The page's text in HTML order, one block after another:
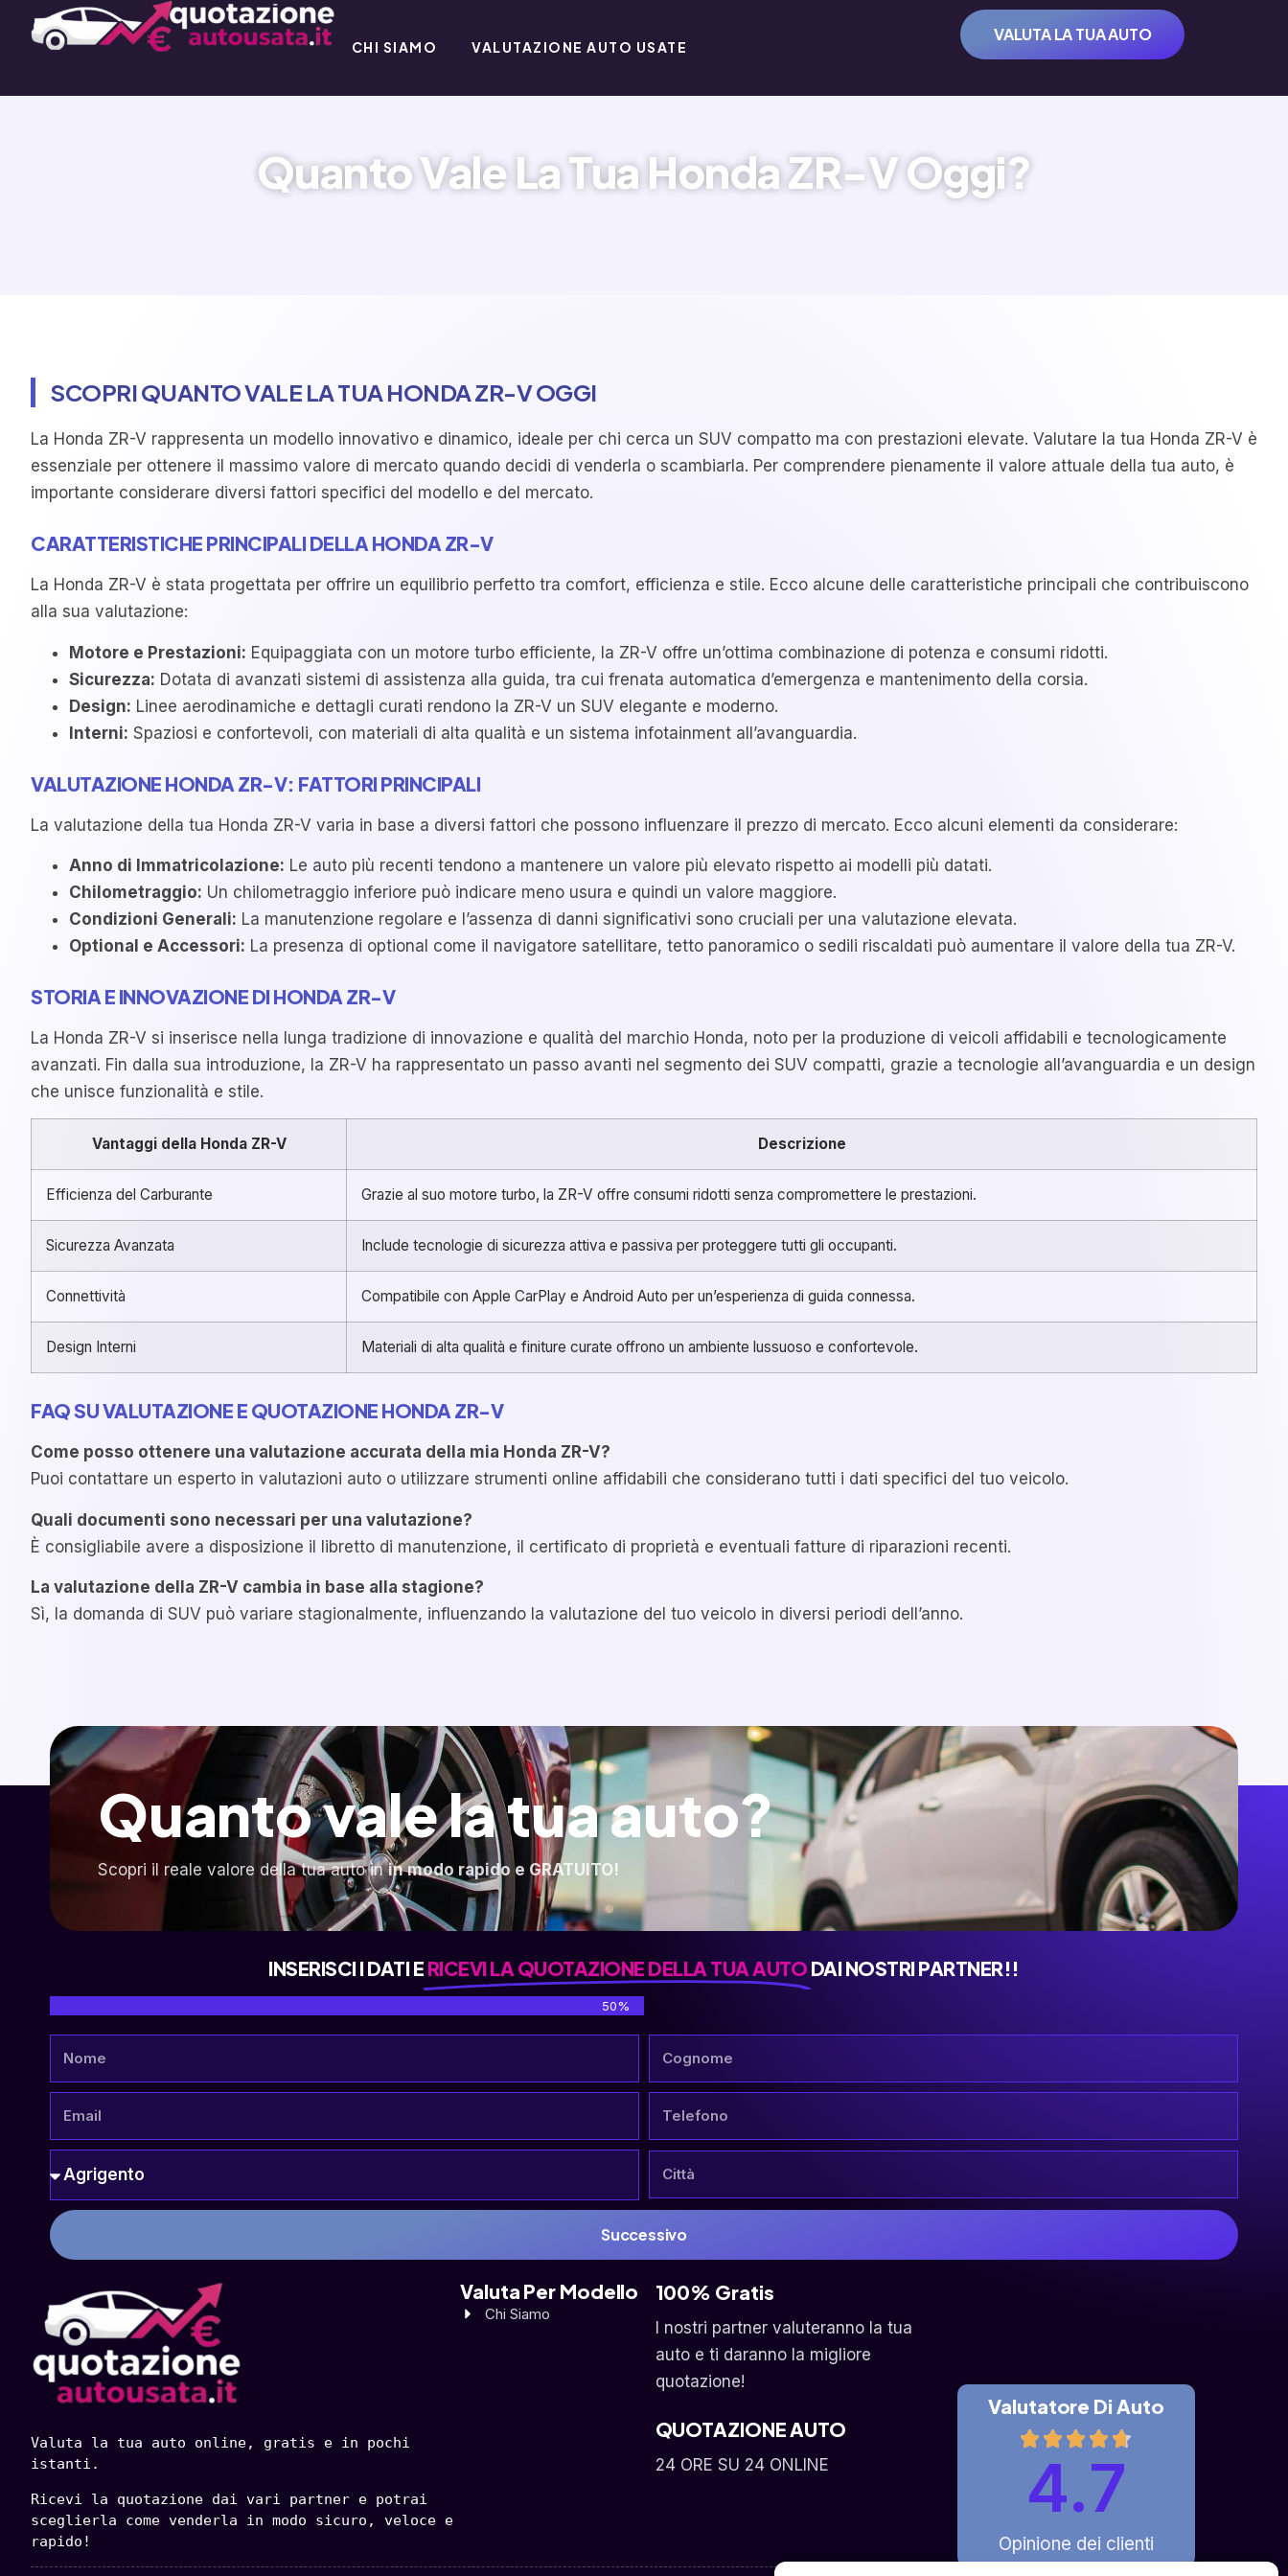
CHI SIAMO VALUTAZIONE AUTO USATE
VALUTA LA TUA AUTO
Quanto Vale La Tua Honda ZR-V Oggi?
SCOPRI QUANTO VALE LA TUA HONDA ZR-V OGGI
La Honda ZR-V rappresenta un modello innovativo e dinamico, ideale per chi cerca un SUV compatto ma con prestazioni elevate. Valutare la tua Honda ZR-V è
essenziale per ottenere il massimo valore di mercato quando decidi di venderla o scambiarla. Per comprendere pienamente il valore attuale della tua auto, è
importante considerare diversi fattori specifici del modello e del mercato.
CARATTERISTICHE PRINCIPALI DELLA HONDA ZR-V
La Honda ZR-V è stata progettata per offrire un equilibrio perfetto tra comfort, efficienza e stile. Ecco alcune delle caratteristiche principali che contribuiscono
alla sua valutazione:
Motore e Prestazioni: Equipaggiata con un motore turbo efficiente, la ZR-V offre un’ottima combinazione di potenza e consumi ridotti.
Sicurezza: Dotata di avanzati sistemi di assistenza alla guida, tra cui frenata automatica d’emergenza e mantenimento della corsia.
Design: Linee aerodinamiche e dettagli curati rendono la ZR-V un SUV elegante e moderno.
Interni: Spaziosi e confortevoli, con materiali di alta qualità e un sistema infotainment all’avanguardia.
VALUTAZIONE HONDA ZR-V: FATTORI PRINCIPALI
La valutazione della tua Honda ZR-V varia in base a diversi fattori che possono influenzare il prezzo di mercato. Ecco alcuni elementi da considerare:
Anno di Immatricolazione: Le auto più recenti tendono a mantenere un valore più elevato rispetto ai modelli più datati.
Chilometraggio: Un chilometraggio inferiore può indicare meno usura e quindi un valore maggiore.
Condizioni Generali: La manutenzione regolare e l’assenza di danni significativi sono cruciali per una valutazione elevata.
Optional e Accessori: La presenza di optional come il navigatore satellitare, tetto panoramico o sedili riscaldati può aumentare il valore della tua ZR-V.
STORIA E INNOVAZIONE DI HONDA ZR-V
La Honda ZR-V si inserisce nella lunga tradizione di innovazione e qualità del marchio Honda, noto per la produzione di veicoli affidabili e tecnologicamente
avanzati. Fin dalla sua introduzione, la ZR-V ha rappresentato un passo avanti nel segmento dei SUV compatti, grazie a tecnologie all’avanguardia e un design
che unisce funzionalità e stile.
Vantaggi della Honda ZR-V Descrizione
Efficienza del Carburante Grazie al suo motore turbo, la ZR-V offre consumi ridotti senza compromettere le prestazioni.
Sicurezza Avanzata Include tecnologie di sicurezza attiva e passiva per proteggere tutti gli occupanti.
Connettività Compatibile con Apple CarPlay e Android Auto per un’esperienza di guida connessa.
Design Interni Materiali di alta qualità e finiture curate offrono un ambiente lussuoso e confortevole.
FAQ SU VALUTAZIONE E QUOTAZIONE HONDA ZR-V
Come posso ottenere una valutazione accurata della mia Honda ZR-V?
Puoi contattare un esperto in valutazioni auto o utilizzare strumenti online affidabili che considerano tutti i dati specifici del tuo veicolo.
Quali documenti sono necessari per una valutazione?
È consigliabile avere a disposizione il libretto di manutenzione, il certificato di proprietà e eventuali fatture di riparazioni recenti.
La valutazione della ZR-V cambia in base alla stagione?
Sì, la domanda di SUV può variare stagionalmente, influenzando la valutazione del tuo veicolo in diversi periodi dell’anno.
Quanto vale la tua auto?
Scopri il reale valore della tua auto inin modo rapido e GRATUITO!
INSERISCI I DATI E RICEVI LA QUOTAZIONE DELLA TUA AUTO DAI NOSTRI PARTNER!!
50%
Successivo
Valuta la tua auto online, gratis e in pochi
istanti.
Ricevi la quotazione dai vari partner e potrai
sceglierla come venderla in modo sicuro, veloce e
rapido!
Valuta Per Modello
Chi Siamo
100% Gratis
I nostri partner valuteranno la tua
auto e ti daranno la migliore
quotazione!
QUOTAZIONE AUTO
24 ORE SU 24 ONLINE
Valutatore Di Auto
Opinione dei clienti
4.7